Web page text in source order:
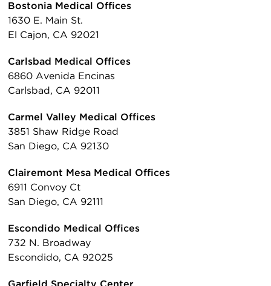
Bostonia Medical Offices
1630 E. Main St.
El Cajon, CA 92021
Carlsbad Medical Offices
6860 Avenida Encinas
Carlsbad, CA 92011
Carmel Valley Medical Offices
3851 Shaw Ridge Road
San Diego, CA 92130
Clairemont Mesa Medical Offices
6911 Convoy Ct
San Diego, CA 92111
Escondido Medical Offices
732 N. Broadway
Escondido, CA 92025